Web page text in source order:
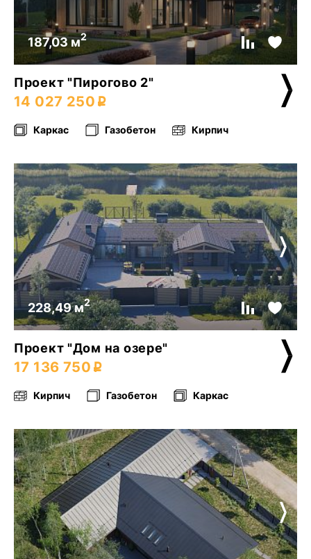
187,03 м2
Проект "Пирогово 2"
14 027 250
Каркас Газобетон Кирпич
228,49 м2
Проект "Дом на озере"
17 136 750
Кирпич Газобетон Каркас